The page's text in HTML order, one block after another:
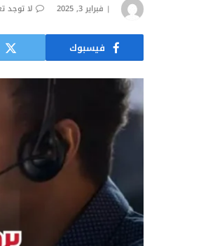
فبراير 3, 2025 لا توجد
فيسبوك